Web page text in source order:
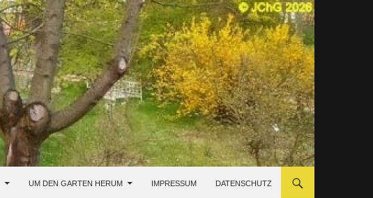
UM DEN GARTEN HERUM IMPRESSUM DATENSCHUTZ